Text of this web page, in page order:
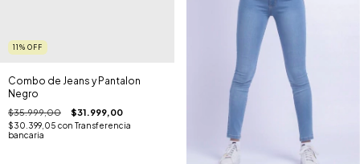
11 % OFF
Combo de Jeans y Pantalon
Negro
$35.999,00 $31.999,00
$30.399,05 con Transferencia
bancaria